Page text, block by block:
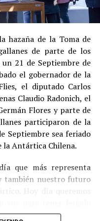
sumadas al
la posibilidad de un
penitenciario.
nueva investigación
Letras de Castrodictó
que obliga a
indemnización total de
daño moral:
víctima.
madre.
una nueva línea
hazaña de la Toma de
de parte de los
21 de Septiembre de
el gobernador de la
el diputado Carlos
Claudio Radonich, el
Flores y parte de
participaron de la
Septiembre sea feriado
la Antártica Chilena.
que más representa
también nuestro futuro
Hoy día queremos
que llegaron en la